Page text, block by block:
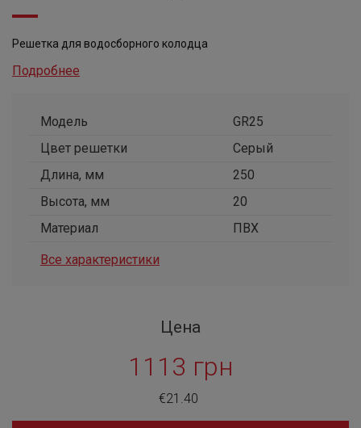
Решетка для водосборного колодца
Подробнее
Модель
GR25
Цвет решетки
Серый
Длина, мм
250
Высота, мм
20
Материал
ПВХ
Все характеристики
Цена
1113 грн
€21.40